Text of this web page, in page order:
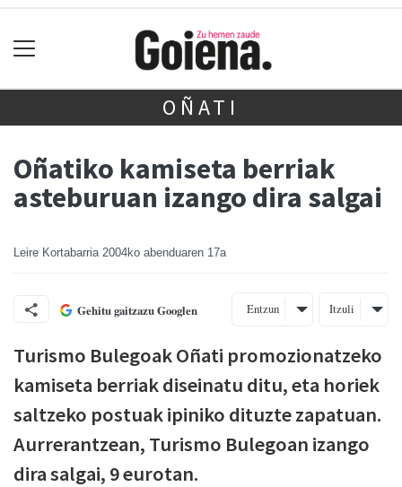
OÑATI
Oñatiko kamiseta berriak
asteburuan izango dira salgai
Leire Kortabarria 2004ko abenduaren 17a
Gehitu gaitzazu Googlen Entzun Itzuli
Turismo Bulegoak Oñati promozionatzeko
kamiseta berriak diseinatu ditu, eta horiek
saltzeko postuak ipiniko dituzte zapatuan.
Aurrerantzean, Turismo Bulegoan izango
dira salgai, 9 eurotan.